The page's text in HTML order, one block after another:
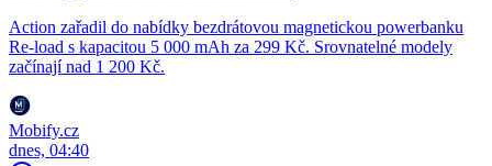
Action zařadil do nabídky bezdrátovou magnetickou powerbanku
Re-load s kapacitou 5 000 mAh za 299 Kč. Srovnatelné modely
začínají nad 1 200 Kč.
Mobify.cz
dnes, 04:40